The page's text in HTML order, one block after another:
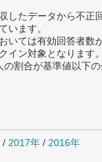
たデータから不正
います。
ては有効回答者
イン対象となります。
割合が基準値以下の
/ 2017年 / 2016年